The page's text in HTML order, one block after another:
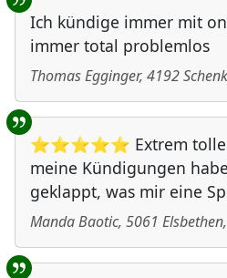
Ich kündige immer mit
immer total problemlos
Thomas Egginger, 4192
⭐⭐⭐⭐⭐ Extrem
meine Kündigungen
geklappt, was mir eine
Manda Baotic, 5061 Elsbethen,